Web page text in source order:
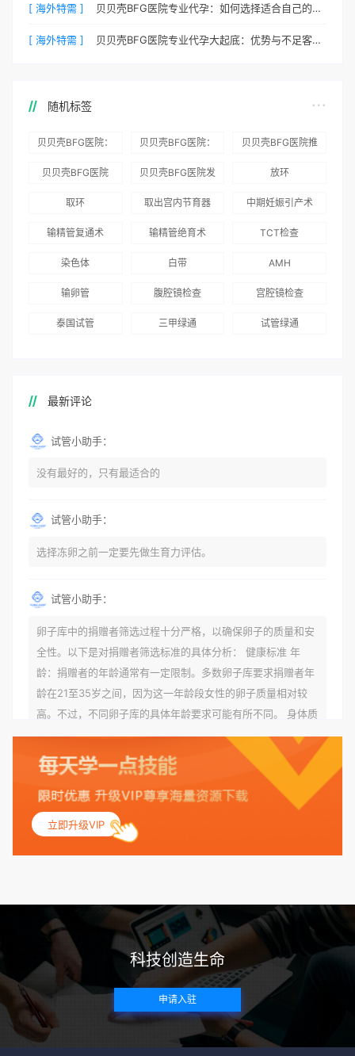
[ 海外特需 ] 贝贝壳BFG医院专业代孕：如何选择适合自己的代妈？
[ 海外特需 ] 贝贝壳BFG医院专业代孕大起底：优势与不足客观分析
随机标签
贝贝壳BFG医院：
务
贝贝壳BFG医院：
术”和“法律支持”
贝贝壳BFG医院推
贝贝壳BFG医院
贝贝壳BFG医院发
国版）》
放环
取环 取出宫内节育器 中期妊娠引产术
输精管复通术 输精管绝育术 TCT检查
染色体 白带 AMH
输卵管 腹腔镜检查 宫腔镜检查
泰国试管 三甲绿通 试管绿通
最新评论
试管小助手：
没有最好的，只有最适合的
试管小助手：
选择冻卵之前一定要先做生育力评估。
试管小助手：
卵子库中的捐赠者筛选过程十分严格，以确保卵子的质量和安
全性。以下是对捐赠者筛选标准的具体分析： 健康标准 年
龄：捐赠者的年龄通常有一定限制。多数卵子库要求捐赠者年
龄在21至35岁之间，因为这一年龄段女性的卵子质量相对较
高。不过，不同卵子库的具体年龄要求可能有所不同。 身体质
量指数（BMI）：捐赠者的BMI通常需要在正常范围内，以确
保其身体健康状况良好。过高的BMI可能与多种健康问题相关
联，包括不孕症和妊娠并发症。 生殖健康：捐赠者需要有规律
的月经期，无生殖障碍或异常问题。此外，还需要进行详细的
妇科检查，以确保其生殖系统的健康。 遗传病史与家族病史：
捐赠者及其家庭成员需要无严重的遗传病史、精神病史和传染
病史。这通常需要通过基因检测、家族史调查和医疗记录审查
带任何可传染给受卵者的病原体。 药物与生活习惯：捐赠者需
要是非尼古丁使用者、非吸烟者、非吸毒者，并且未使用可能
影响卵子质量的药物，如某些精神药物和避孕植入物。 学历与
心理标准 学历要求：部分卵子库对捐赠者的学历有一定要求，
但这并非普遍标准。一些卵子库可能更倾向于选择受过高等教
育的女性作为捐赠者，但这并不是绝对的筛选条件。 心理状态
评估：捐赠者需要进行心理状态评估，以确定其对捐赠过程的
立即升级VIP
科技创造生命
申请入驻